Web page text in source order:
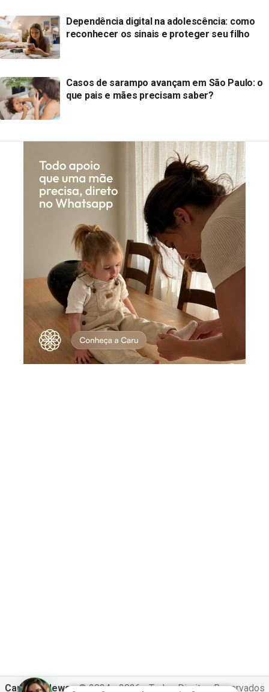
Dependência digital na adolescência: como
reconhecer os sinais e proteger seu filho
Casos de sarampo avançam em São Paulo: o
que pais e mães precisam saber?
Canguru News- © 2024 - 2026 - Todos Direitos Reservados